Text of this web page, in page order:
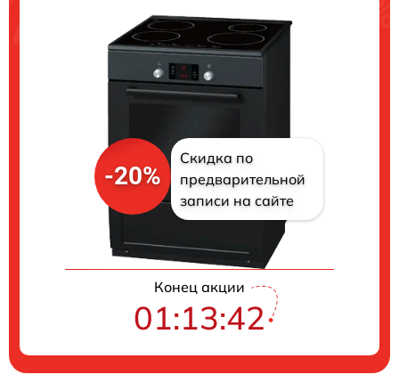
-20%
Скидка по
предварительной
записи на сайте
Конец акции
01:13:41